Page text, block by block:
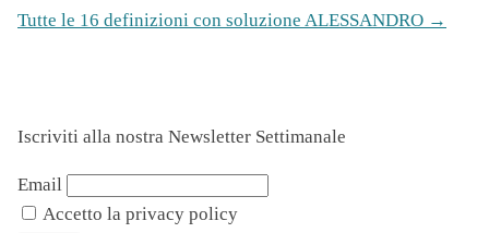
Tutte le 16 definizioni con soluzione ALESSANDRO →
Iscriviti alla nostra Newsletter Settimanale
Email
Accetto la privacy policy